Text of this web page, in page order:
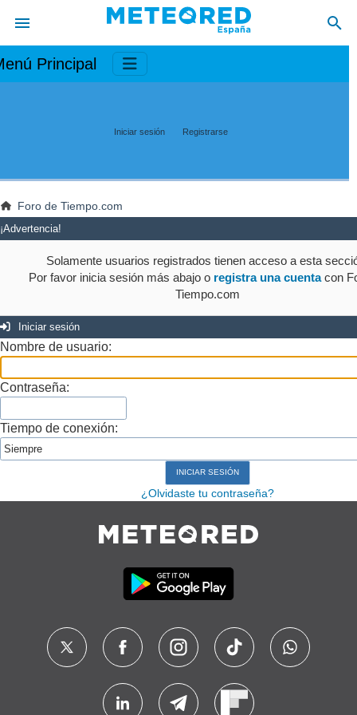
Principal
Iniciar sesión Registrarse
Foro de Tiempo.com
¡Advertencia!
Solamente usuarios registrados tienen acceso a esta
Por favor inicia sesión más abajo o registra una cuentacon
Tiempo.com
Iniciar sesión
Nombre de usuario:
Contraseña:
Tiempo de conexión:
¿Olvidaste tu contraseña?